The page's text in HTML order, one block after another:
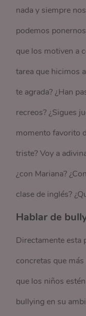
nada y siempre
podemos
que los motiven a
tarea que hicimos
te agrada? ¿Han
recreos? ¿Sigues
momento favorito
triste? Voy a
¿con Mariana?
clase de inglés?
Hablar de
Directamente esta
concretas que
que los niños
bullying en su